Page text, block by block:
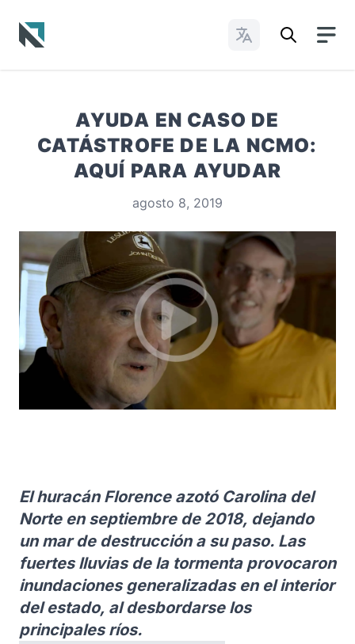
Cambiar idioma
AYUDA EN CASO DE
CATÁSTROFE DE LA NCMO:
AQUÍ PARA AYUDAR
agosto 8, 2019
El huracán Florence azotó Carolina del
Norte en septiembre de 2018, dejando
un mar de destrucción a su paso. Las
fuertes lluvias de la tormenta provocaron
inundaciones generalizadas en el interior
del estado, al desbordarse los
principales ríos.